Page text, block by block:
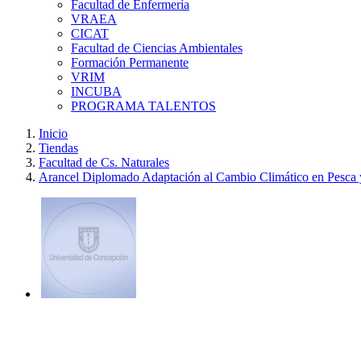
Facultad de Enfermería
VRAEA
CICAT
Facultad de Ciencias Ambientales
Formación Permanente
VRIM
INCUBA
PROGRAMA TALENTOS
Inicio
Tiendas
Facultad de Cs. Naturales
Arancel Diplomado Adaptación al Cambio Climático en Pesca